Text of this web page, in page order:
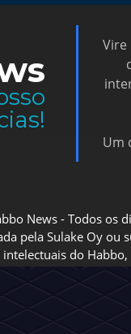
Vire
Um
News - Todos os
pela Sulake Oy ou
do